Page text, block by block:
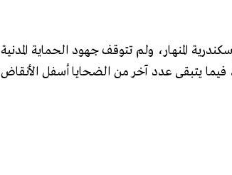
المنهار، ولم تتوقف جهود الحماية المدنية
فيما يتبقى عدد آخر من الضحايا أسفل الأنقاض